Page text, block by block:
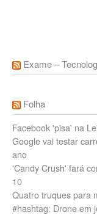
Exame –
Folha
Facebook 'pisa' na
Google vai testar
ano
'Candy Crush' fará
10
Quatro truques para
#hashtag: Drone em